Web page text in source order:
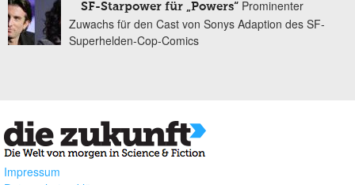
SF-Starpower für „Powers“ Prominenter
Zuwachs für den Cast von Sonys Adaption des SF-
Superhelden-Cop-Comics
Impressum